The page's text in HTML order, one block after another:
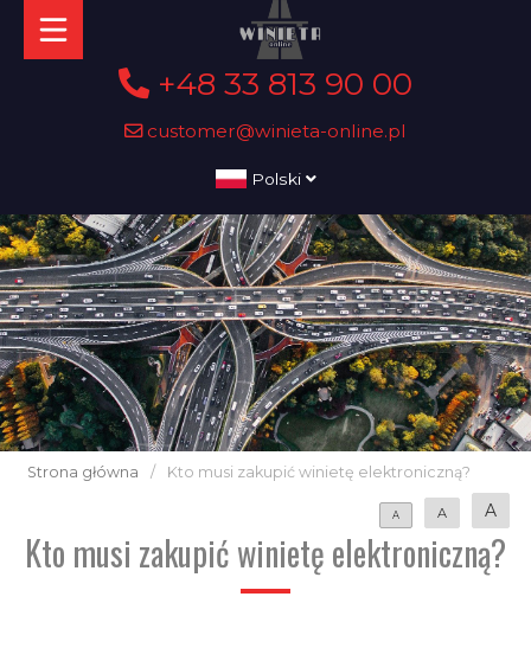
+48 33 813 90 00
customer@winieta-online.pl
Polski
Strona główna / Kto musi zakupić winietę elektroniczną?
A A A
Kto musi zakupić winietę elektroniczną?